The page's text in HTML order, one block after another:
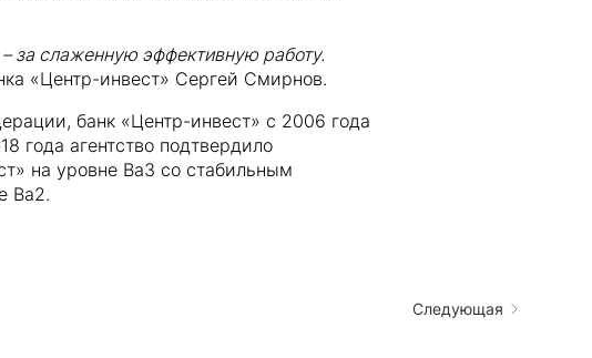
за слаженную эффективную работу.
«Центр-инвест» Сергей Смирнов.
банк «Центр-инвест» с 2006 года
года агентство подтвердило
на уровне Ba3 со стабильным
Ba2.
Следующая